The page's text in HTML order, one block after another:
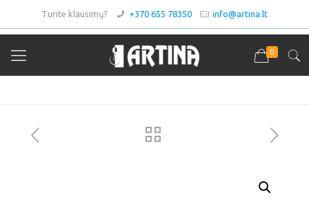
Turite klausimų? +370 655 78350 info@artina.lt
0
Asortimentas